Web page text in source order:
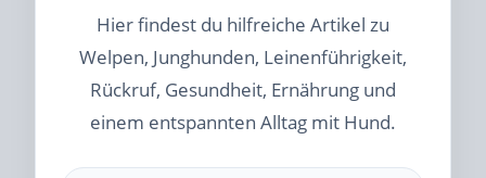
Hier findest du hilfreiche Artikel zu
Welpen, Junghunden, Leinenführigkeit,
Rückruf, Gesundheit, Ernährung und
einem entspannten Alltag mit Hund.